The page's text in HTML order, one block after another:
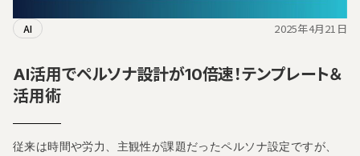
AI 2025年4月21日
AI活用でペルソナ設計が10倍速！テンプレート＆
活用術
従来は時間や労力、主観性が課題だったペルソナ設定ですが、